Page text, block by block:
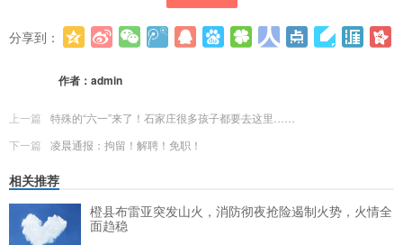
分享到：
作者： admin
上一篇
特殊的“六一”来了！石家庄很多孩子都要去这里……
下一篇
凌晨通报：拘留！解聘！免职！
相关推荐
橙县布雷亚突发山火，消防彻夜抢险遏制火势，火情全
面趋稳